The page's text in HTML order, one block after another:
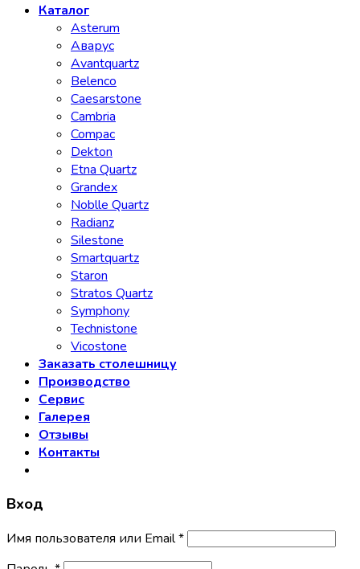
Каталог
Asterum
Аварус
Avantquartz
Belenco
Caesarstone
Cambria
Compac
Dekton
Etna Quartz
Grandex
Noblle Quartz
Radianz
Silestone
Smartquartz
Staron
Stratos Quartz
Symphony
Technistone
Vicostone
Заказать столешницу
Производство
Сервис
Галерея
Отзывы
Контакты
Вход
Имя пользователя или Email*